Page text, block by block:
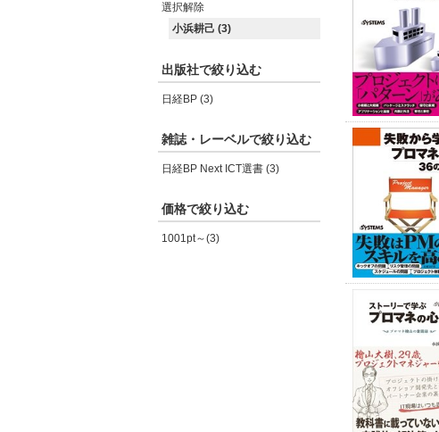
選択解除
小浜耕己 (3)
出版社で絞り込む
日経BP (3)
雑誌・レーベルで絞り込む
日経BP Next ICT選書 (3)
価格で絞り込む
1001pt～(3)